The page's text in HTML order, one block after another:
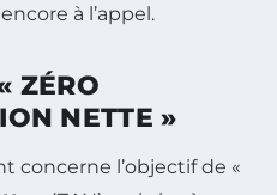
à l’appel.
ZÉRO
NETTE »
concerne l’objectif de «